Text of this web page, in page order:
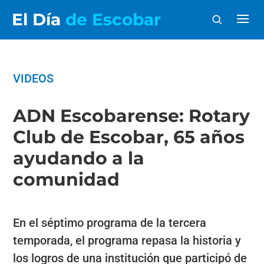
El Día de Escobar
VIDEOS
ADN Escobarense: Rotary
Club de Escobar, 65 años
ayudando a la
comunidad
En el séptimo programa de la tercera
temporada, el programa repasa la historia y
los logros de una institución que participó de